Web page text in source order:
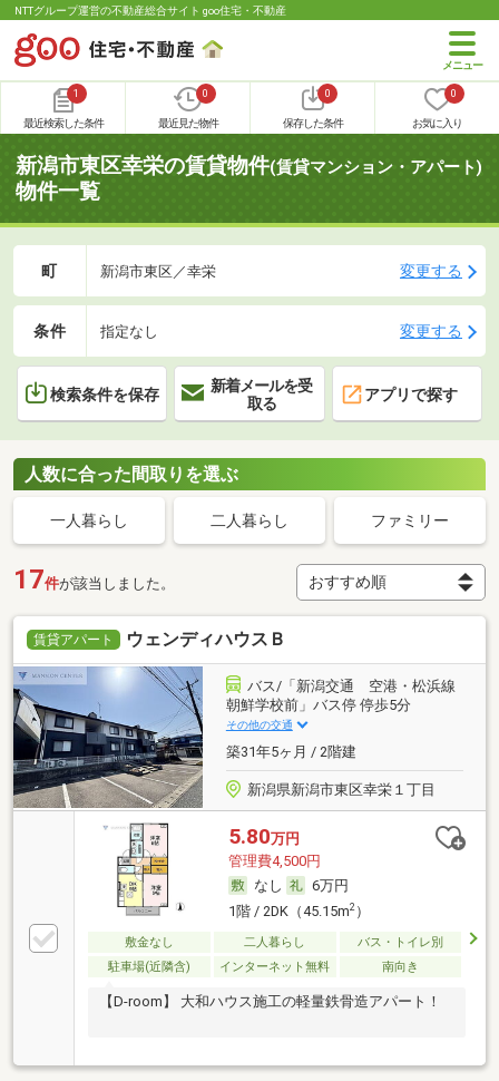
NTTグループ運営の不動産総合サイト goo住宅・不動産
1
最近検索した条件
0
最近見た物件
0
保存した条件
0
お気に入り
新潟市東区幸栄の賃貸物件(賃貸マンション・アパート)
物件一覧
町 新潟市東区／幸栄 変更する
条件 指定なし 変更する
検索条件を保存
新着メールを受
取る
アプリで探す
人数に合った間取りを選ぶ
一人暮らし 二人暮らし ファミリー
17件が該当しました。
賃貸アパート ウェンディハウスＢ
バス/「新潟交通 空港・松浜線
朝鮮学校前」バス停 停歩5分
その他の交通
築31年5ヶ月 / 2階建
新潟県新潟市東区幸栄１丁目
5.80万円
管理費4,500円
なし
6万円
1階 / 2DK（45.15m2）
敷金なし 二人暮らし
バス・トイレ別
駐車場(近隣含)
インターネット無料 南向き
【D-room】 大和ハウス施工の軽量鉄骨造アパート！